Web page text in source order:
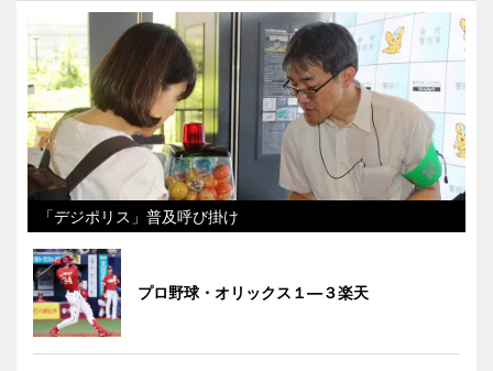
「デジポリス」普及呼び掛け
プロ野球・オリックス１―３楽天